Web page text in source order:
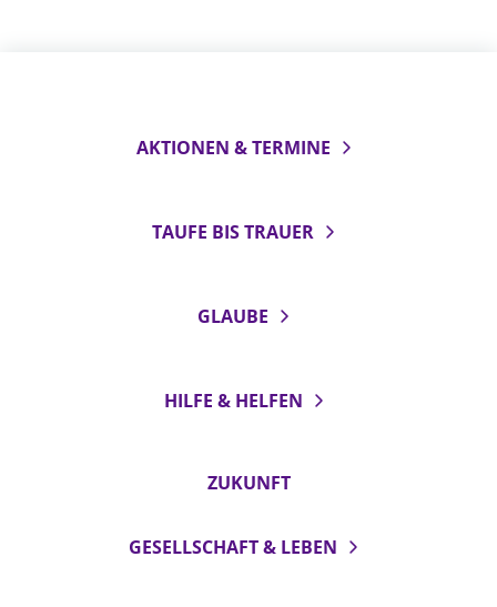
AKTIONEN & TERMINE
TAUFE BIS TRAUER
GLAUBE
HILFE & HELFEN
ZUKUNFT
GESELLSCHAFT & LEBEN